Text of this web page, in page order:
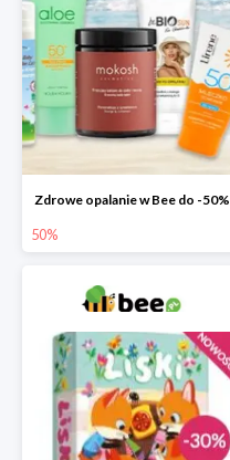
Zdrowe opalanie w Bee do -50%
50%